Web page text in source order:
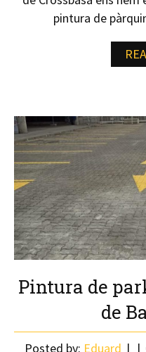
pintura de
Pintura de
de
Posted by: Eduard